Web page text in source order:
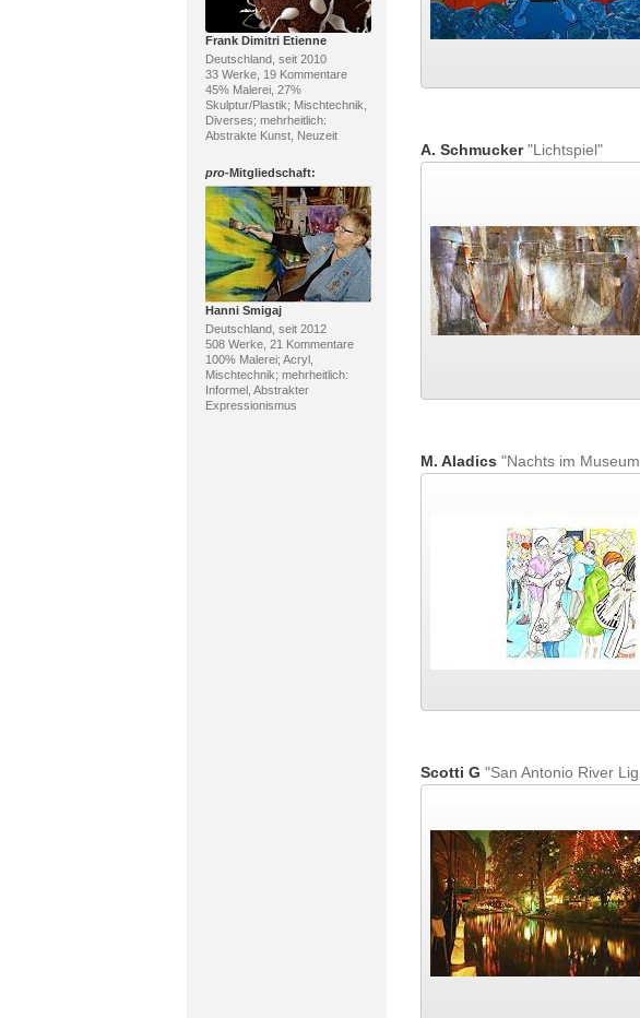
Frank Dimitri Etienne
Deutschland, seit 2010
33 Werke, 19 Kommentare
45% Malerei, 27%
Skulptur/Plastik; Mischtechnik,
Diverses; mehrheitlich:
Abstrakte Kunst, Neuzeit
pro-Mitgliedschaft:
Hanni Smigaj
Deutschland, seit 2012
508 Werke, 21 Kommentare
100% Malerei; Acryl,
Mischtechnik; mehrheitlich:
Informel, Abstrakter
Expressionismus
A. Schmucker"Lichtspiel"
M. Aladics "Nachts im Museum / Serie: We Love Art (In the Museum at Night)"
Scotti G "San Antonio River Lights"